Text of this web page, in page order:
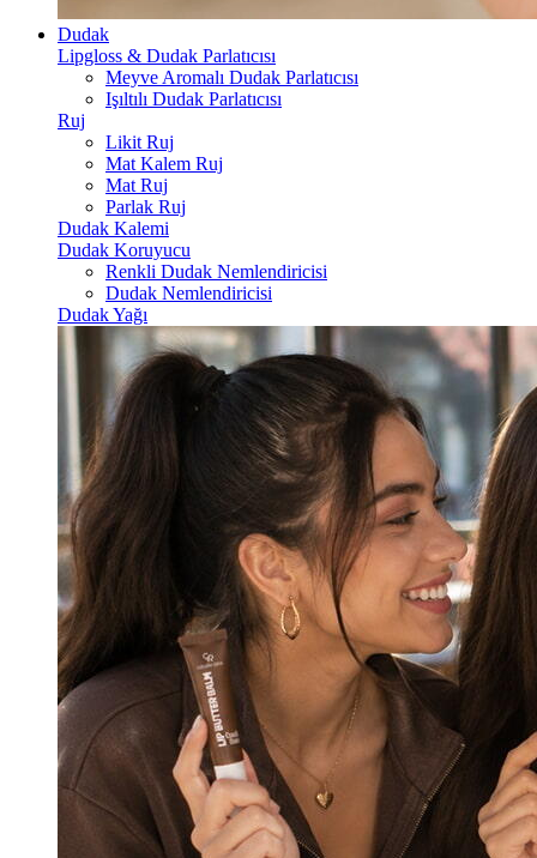
Dudak
Lipgloss & Dudak Parlatıcısı
Meyve Aromalı Dudak Parlatıcısı
Işıltılı Dudak Parlatıcısı
Ruj
Likit Ruj
Mat Kalem Ruj
Mat Ruj
Parlak Ruj
Dudak Kalemi
Dudak Koruyucu
Renkli Dudak Nemlendiricisi
Dudak Nemlendiricisi
Dudak Yağı